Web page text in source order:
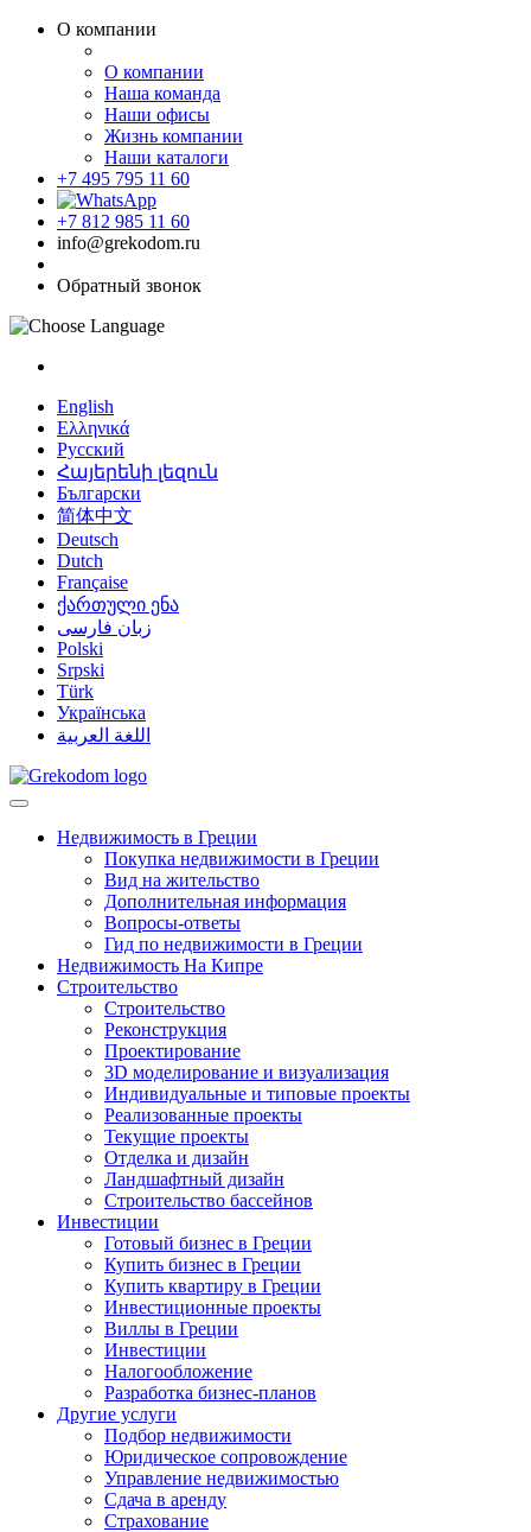
О компании
О компании
Наша команда
Наши офисы
Жизнь компании
Наши каталоги
+7 495 795 11 60
+7 812 985 11 60
info@grekodom.ru
Обратный звонок
English
Ελληνικά
Русский
Հայերենի լեզուն
Български
简体中文
Deutsch
Dutch
Française
ქართული ენა
زبان فارسی
Polski
Srpski
Türk
Українська
اللغة العربية
Недвижимость в Греции
Покупка недвижимости в Греции
Вид на жительство
Дополнительная информация
Вопросы-ответы
Гид по недвижимости в Греции
Недвижимость На Кипре
Строительство
Строительство
Реконструкция
Проектирование
3D моделирование и визуализация
Индивидуальные и типовые проекты
Реализованные проекты
Текущие проекты
Отделка и дизайн
Ландшафтный дизайн
Строительство бассейнов
Инвестиции
Готовый бизнес в Греции
Купить бизнес в Греции
Купить квартиру в Греции
Инвестиционные проекты
Виллы в Греции
Инвестиции
Налогообложение
Разработка бизнес-планов
Другие услуги
Подбор недвижимости
Юридическое сопровождение
Управление недвижимостью
Сдача в аренду
Страхование